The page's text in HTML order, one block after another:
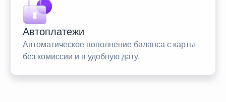
Автоплатежи
Автоматическое пополнение баланса с карты
без комиссии и в удобную дату.